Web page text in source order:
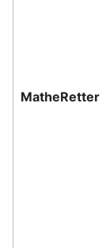
MatheRetter